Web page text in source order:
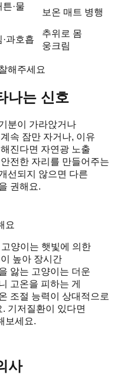
·물
보온 매트 병행
과호흡
추위로 몸
웅크림
해주세요
나는 신호
분이 가라앉거나
속 잠만 자거나, 이유
진다면 자연광 노출
전한 자리를 만들어주는
선되지 않으면 다른
권해요.
요
양이는 햇빛에 의한
높아 장시간
앓는 고양이는 더운
고온을 피하는 게
조절 능력이 상대적으로
기저질환이 있다면
보세요.
사